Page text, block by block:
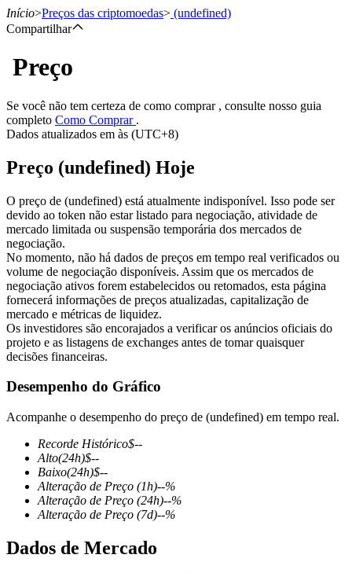
Futuros
Futuros de USDT
Futuros usando USDT como garantia
Futuros COIN-M
Futuros de criptomoeda
TradFi
Início>Preços das criptomoedas> (undefined)
Compartilhar
Preço
Se você não tem certeza de como comprar , consulte nosso guia
completo Como Comprar .
Dados atualizados em às (UTC+8)
Preço (undefined) Hoje
O preço de (undefined) está atualmente indisponível. Isso pode ser
devido ao token não estar listado para negociação, atividade de
mercado limitada ou suspensão temporária dos mercados de
negociação.
No momento, não há dados de preços em tempo real verificados ou
volume de negociação disponíveis. Assim que os mercados de
negociação ativos forem estabelecidos ou retomados, esta página
fornecerá informações de preços atualizadas, capitalização de
mercado e métricas de liquidez.
Os investidores são encorajados a verificar os anúncios oficiais do
projeto e as listagens de exchanges antes de tomar quaisquer
decisões financeiras.
Desempenho do Gráfico
Acompanhe o desempenho do preço de (undefined) em tempo real.
Recorde Histórico$--
Alto(24h)$--
Baixo(24h)$--
Alteração de Preço (1h)--%
Alteração de Preço (24h)--%
Alteração de Preço (7d)--%
Dados de Mercado